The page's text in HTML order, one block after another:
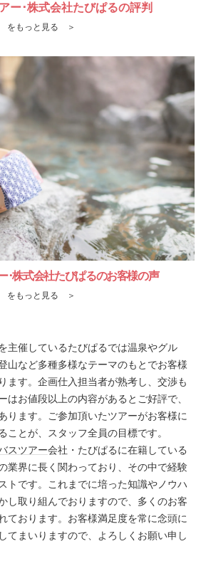
ー･株式会社たびぱるの評判
をもっと見る ＞
･株式会社たびぱるのお客様の声
をもっと見る ＞
主催しているたびぱるでは温泉やグル
山など多種多様なテーマのもとでお客様
ます。企画仕入担当者が熟考し、交渉も
はお値段以上の内容があるとご好評で、
ります。ご参加頂いたツアーがお客様に
ことが、スタッフ全員の目標です。
スツアー会社・たびぱるに在籍している
業界に長く関わっており、その中で経験
トです。これまでに培った知識やノウハ
し取り組んでおりますので、多くのお客
ております。お客様満足度を常に念頭に
てまいりますので、よろしくお願い申し